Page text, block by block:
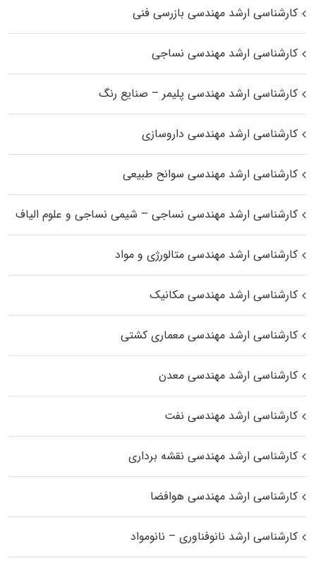
کارشناسی ارشد مهندسی بازرسی فنی
کارشناسی ارشد مهندسی نساجی
کارشناسی ارشد مهندسی پلیمر – صنایع رنگ
کارشناسی ارشد مهندسی داروسازی
کارشناسی ارشد مهندسی سوانح طبیعی
کارشناسی ارشد مهندسی نساجی – شیمی نساجی و علوم الیاف
کارشناسی ارشد مهندسی متالورژی و مواد
کارشناسی ارشد مهندسی مکانیک
کارشناسی ارشد مهندسی معماری کشتی
کارشناسی ارشد مهندسی معدن
کارشناسی ارشد مهندسی نفت
کارشناسی ارشد مهندسی نقشه برداری
کارشناسی ارشد مهندسی هوافضا
کارشناسی ارشد نانوفناوری – نانومواد